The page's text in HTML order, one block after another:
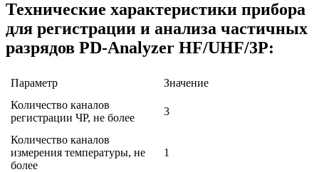
Технические характеристики прибора
для регистрации и анализа частичных
разрядов PD-Analyzer HF/UHF/3P:
Параметр
Значение
Количество каналов
регистрации ЧР, не более
3
Количество каналов
измерения температуры, не
более
1